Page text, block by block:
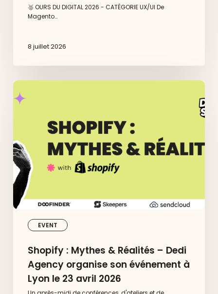
🥈 OURS DU DIGITAL 2026 - CATÉGORIE UX/UI De
Magento…
8 juillet 2026
EVENT
Shopify
Mythes
Dedi
Agency
organise
son
événement
à
Lyon
le
Shopify : Mythes & Réalités – Dedi
Agency organise son événement à
Lyon le 23 avril 2026